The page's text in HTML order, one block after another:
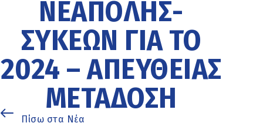
ΝΕΆΠΟΛΗΣ-
ΣΥΚΕΏΝ ΓΙΑ ΤΟ
2024 – ΑΠΕΥΘΕΊΑΣ
ΜΕΤΆΔΟΣΗ
Πίσω στα Νέα